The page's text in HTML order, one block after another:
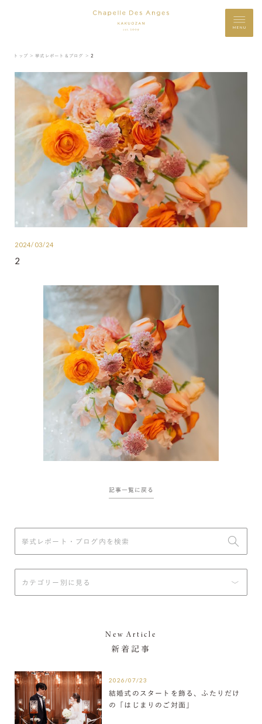
MENU
トップ ＞ 挙式レポート＆ブログ ＞ 2
2024/03/24
2
記事一覧に戻る
New Article
新着記事
2026/07/23
結婚式のスタートを飾る、ふたりだけ
の「はじまりのご対面」